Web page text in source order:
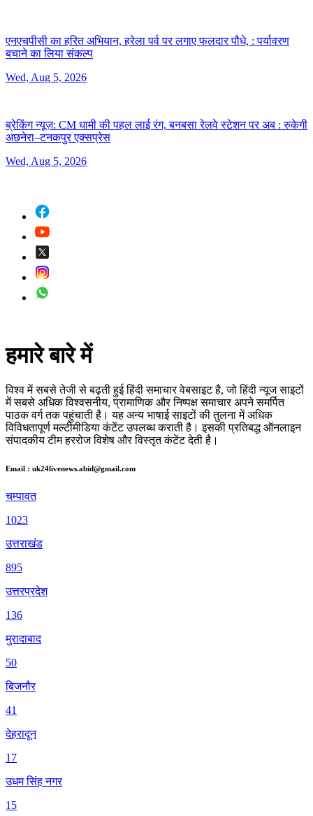
एनएचपीसी का हरित अभियान, हरेला पर्व पर लगाए फलदार पौधे, :पर्यावरण
बचाने का लिया संकल्प
Wed, Aug 5, 2026
ब्रेकिंग न्यूज़: CM धामी की पहल लाई रंग, बनबसा रेलवे स्टेशन पर अब :रुकेगी
अछनेरा–टनकपुर एक्सप्रेस
Wed, Aug 5, 2026
हमारे बारे में
विश्व में सबसे तेजी से बढ़ती हुई हिंदी समाचार वेबसाइट है, जो हिंदी न्यूज साइटों
में सबसे अधिक विश्वसनीय, प्रामाणिक और निष्पक्ष समाचार अपने समर्पित
पाठक वर्ग तक पहुंचाती है। यह अन्य भाषाई साइटों की तुलना में अधिक
विविधतापूर्ण मल्टीमीडिया कंटेंट उपलब्ध कराती है। इसकी प्रतिबद्ध ऑनलाइन
संपादकीय टीम हररोज विशेष और विस्तृत कंटेंट देती है।
Email : uk24livenews.abid@gmail.com
चम्पावत
1023
उत्तराखंड
895
उत्तरप्रदेश
136
मुरादाबाद
50
बिजनौर
41
देहरादून
17
उधम सिंह नगर
15